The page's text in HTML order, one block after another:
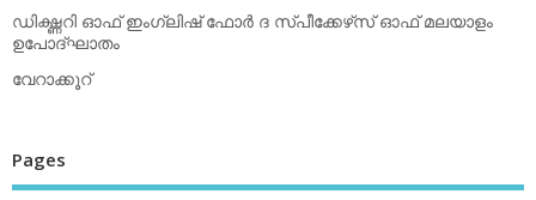
ഡിക്ഷ്ണറി ഓഫ് ഇംഗ്ലിഷ് ഫോര്‍ ദ സ്പീക്കേഴ്‌സ് ഓഫ് മലയാളം
ഉപോദ്ഘാതം
വേറാക്കൂറ്
Pages